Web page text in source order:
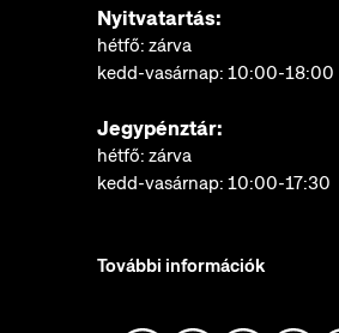
Nyitvatartás:
hétfő: zárva
kedd-vasárnap: 10:00-18:00
Jegypénztár:
hétfő: zárva
kedd-vasárnap: 10:00-17:30
További információk